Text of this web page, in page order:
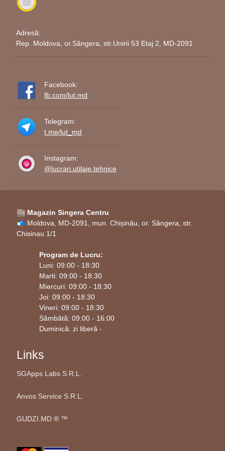
Nu este o
copii
destinate copiilor.
Nesupravegheat
de adulți:
Destinație
exclusivă
pentru
Decorațiune
pixelizată:
Sabia este destinată să servească
ca o decorațiune unică și nu trebuie
persoane din jur.
Utilizare
responsabilă:
Orice manipulare a produsului ar
trebui să fie efectuată cu
responsabilitate și conștientizare a
naturii sale decorative.
utilizatorului:
copii:
Adresă:
Rep. Moldova, or.Sângera, str.Unirii 53 Etaj 2, MD-2091
Facebook:
fb.com/lut.md
Telegram:
t.me/lut_md
Instagram:
@lucrari.utilaje.tehnice
🏬 Magazin Singera Centru
📬 Moldova, MD-2091, mun. Chișinău, or. Sângera, str.
Chisinau 1/1
Program de Lucru:
Luni: 09:00 - 18:30
Marti: 09:00 - 18:30
Miercuri: 09:00 - 18:30
Joi: 09:00 - 18:30
Vineri: 09:00 - 18:30
Sâmbătă: 09:00 - 16:00
Duminică: zi liberă -
Links
SGApps Labs S.R.L.
Anvos Service S.R.L.
GUDZI.MD ®️ ™️